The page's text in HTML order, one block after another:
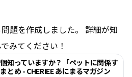
題を作成しました。 詳細が知
みてください！
知っていますか？「ペットに関係す
とめ - CHERIEE あにまるマガジン